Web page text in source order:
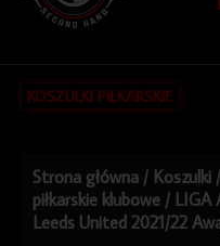
KOSZULKI PIŁKARSKIE
Strona główna / Koszulki /
piłkarskie klubowe / LIGA
Leeds United 2021/22